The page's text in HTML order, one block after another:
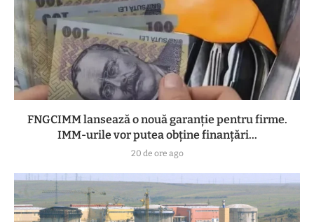
FNGCIMM lansează o nouă garanție pentru firme.
IMM-urile vor putea obține finanțări...
20 de ore ago